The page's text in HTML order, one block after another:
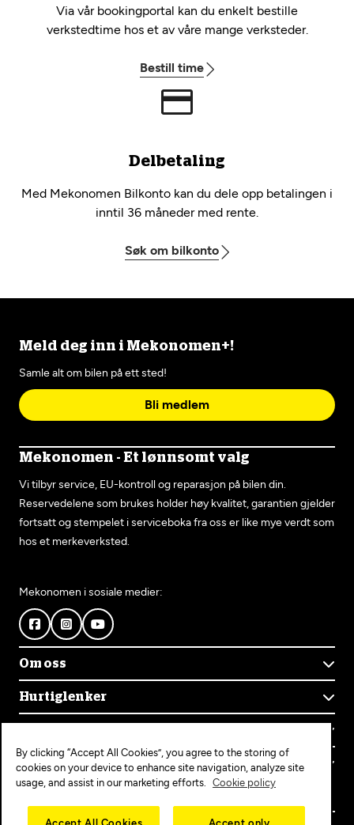
Via vår bookingportal kan du enkelt bestille
verkstedtime hos et av våre mange verksteder.
Bestill time
Delbetaling
Med Mekonomen Bilkonto kan du dele opp betalingen i
inntil 36 måneder med rente.
Søk om bilkonto
Meld deg inn i Mekonomen+!
Samle alt om bilen på ett sted!
Bli medlem
Mekonomen - Et lønnsomt valg
Vi tilbyr service, EU-kontroll og reparasjon på bilen din.
Reservedelene som brukes holder høy kvalitet, garantien gjelder
fortsatt og stempelet i serviceboka fra oss er like mye verdt som
hos et merkeverksted.
Mekonomen i sosiale medier:
Om oss
Om Mekonomen
Mekonomens historie
Jobb i Mekonomen
Bærekraft
Bli Mekonomen-verksted
Hurtiglenker
Finn verksted
Bestill time
Opprett konto
Kundeservice
Ofte stilte spørsmål
Mekonomen+
Personvern
Populære tjenester
Bilservice
EU-kontroll
Copyright © 2025 MEKO Norway AS
By clicking “Accept All Cookies”, you agree to the storing of
cookies on your device to enhance site navigation, analyze site
usage, and assist in our marketing efforts.
Cookie policy